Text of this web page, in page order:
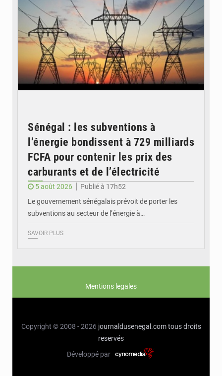
Sénégal : les subventions à
l’énergie bondissent à 729 milliards
FCFA pour contenir les prix des
carburants et de l’électricité
5 août 2026
Publié à 17h52
Le gouvernement sénégalais prévoit de porter les
subventions au secteur de l’énergie à…
SAVOIR PLUS
Mentions legales
Copyright © 2008 - 2026 journaldusenegal.com tous droits
reservés
Développé par